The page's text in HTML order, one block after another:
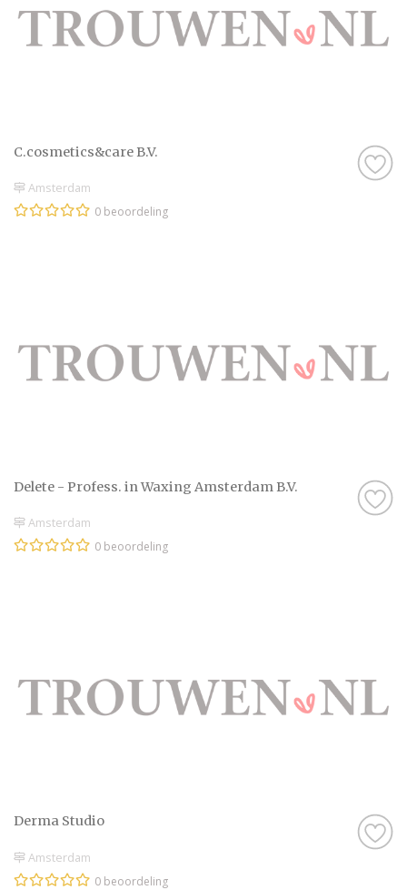
C.cosmetics&care B.V.
Amsterdam
0 beoordeling
Delete - Profess. in Waxing Amsterdam B.V.
Amsterdam
0 beoordeling
Derma Studio
Amsterdam
0 beoordeling